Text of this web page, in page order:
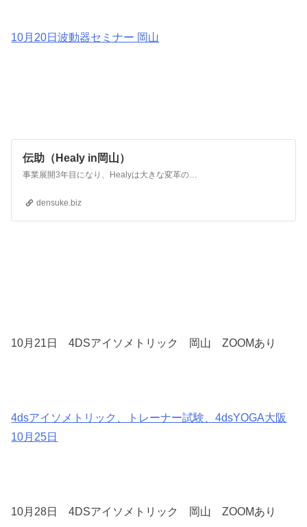
10月20日波動器セミナー 岡山
伝助（Healy in岡山）
事業展開3年目になり、Healyは大きな変革の時を迎えています
densuke.biz
10月21日 4DSアイソメトリック 岡山 ZOOMあり
4dsアイソメトリック、トレーナー試験、4dsYOGA大阪
10月25日
10月28日 4DSアイソメトリック 岡山 ZOOMあり